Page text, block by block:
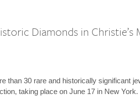
Diamonds in Christie’s
than 30 rare and historically significant
taking place on June 17 in New York.